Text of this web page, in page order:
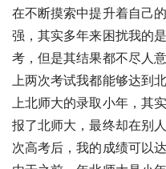
在不断摸索中提升着自己
强，其实多年来困扰我的
考，但是其结果都不尽人
上两次考试我都能够达到
上北师大的录取小年，其
报了北师大，最终却在别
次高考后，我的成绩可以